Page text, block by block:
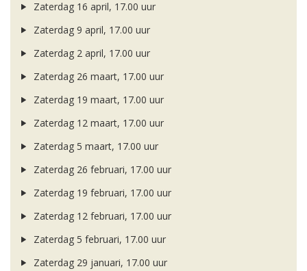
Zaterdag 16 april, 17.00 uur
Zaterdag 9 april, 17.00 uur
Zaterdag 2 april, 17.00 uur
Zaterdag 26 maart, 17.00 uur
Zaterdag 19 maart, 17.00 uur
Zaterdag 12 maart, 17.00 uur
Zaterdag 5 maart, 17.00 uur
Zaterdag 26 februari, 17.00 uur
Zaterdag 19 februari, 17.00 uur
Zaterdag 12 februari, 17.00 uur
Zaterdag 5 februari, 17.00 uur
Zaterdag 29 januari, 17.00 uur